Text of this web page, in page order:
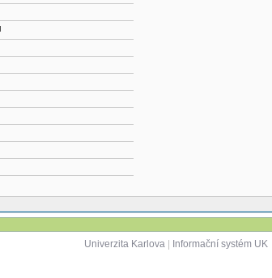
Univerzita Karlova| Informační systém UK